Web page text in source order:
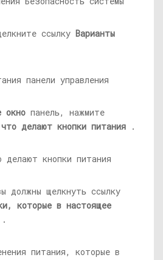
ссылку Варианты
окно панель, нажмите
делают кнопки питания .
должны щелкнуть ссылку
которые в настоящее
.